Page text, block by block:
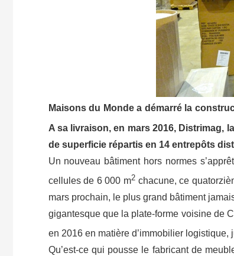
Maisons du Monde a démarré la
A sa livraison, en mars 2016, Distrimag,
de superficie répartis en 14 entrepôts
Un nouveau bâtiment hors normes
cellules de 6 000 m2chacune, ce
mars prochain, le plus grand bâtiment
gigantesque que la plate-forme voisine de
en 2016 en matière d’immobilier
Qu’est-ce qui pousse le fabricant de